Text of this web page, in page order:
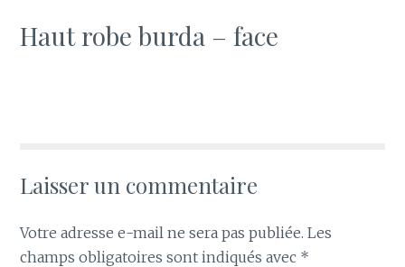
Haut robe burda – face
Laisser un commentaire
Votre adresse e-mail ne sera pas publiée. Les
champs obligatoires sont indiqués avec *